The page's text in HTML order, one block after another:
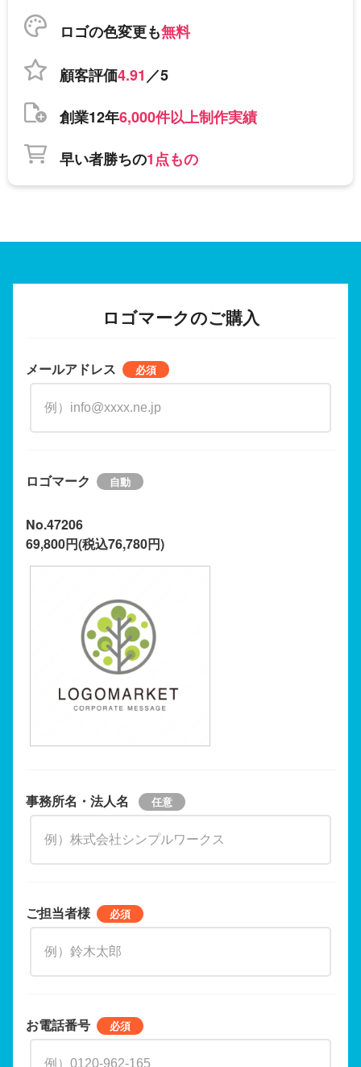
ロゴの色変更も無料
顧客評価4.91／5
創業12年6,000件以上制作実績
早い者勝ちの1点もの
ロゴマークのご購入
メールアドレス
ロゴマーク
No.47206
69,800円(税込76,780円)
事務所名・法人名
ご担当者様
お電話番号